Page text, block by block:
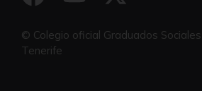
© Colegio oficial Graduados
Tenerife